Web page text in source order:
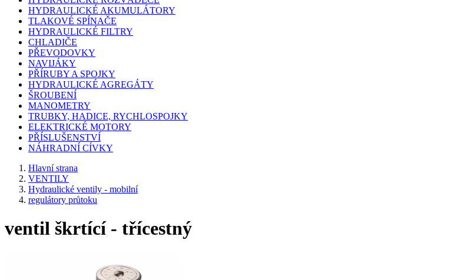
HYDRAULICKÉ AKUMULÁTORY
TLAKOVÉ SPÍNAČE
HYDRAULICKÉ FILTRY
CHLADIČE
PŘEVODOVKY
NAVIJÁKY
PŘÍRUBY A SPOJKY
HYDRAULICKÉ AGREGÁTY
ŠROUBENÍ
MANOMETRY
TRUBKY, HADICE, RYCHLOSPOJKY
ELEKTRICKÉ MOTORY
PŘÍSLUŠENSTVÍ
NÁHRADNÍ CÍVKY
Hlavní strana
VENTILY
Hydraulické ventily - mobilní
regulátory průtoku
ventil škrtící - třícestný